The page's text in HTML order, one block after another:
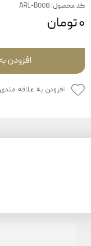
کد محصول: ARL-B008
۰ تومان
افزودن
افزودن به علاقه